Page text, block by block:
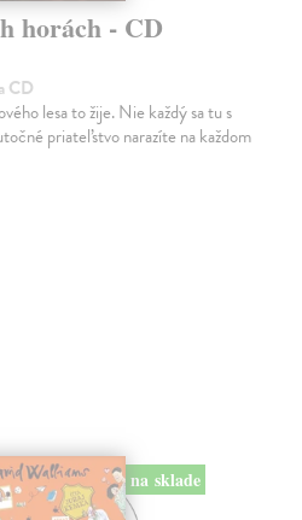
horách - CD
CD
lesa to žije. Nie každý sa tu s
priateľstvo narazíte na každom
na sklade